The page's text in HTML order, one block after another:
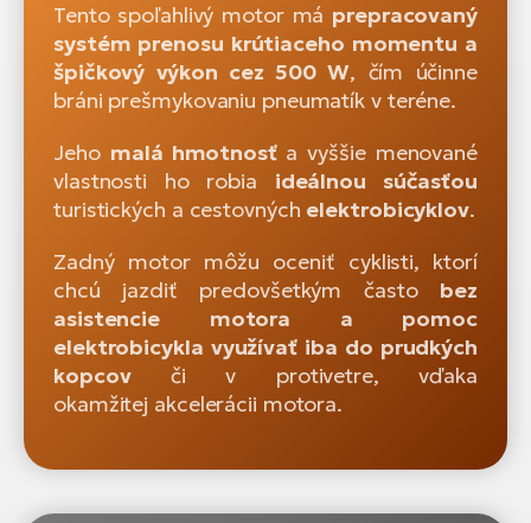
Tento spoľahlivý motor má prepracovaný
systém prenosu krútiaceho momentu a
špičkový výkon cez 500 W, čím účinne
bráni prešmykovaniu pneumatík v teréne.
Jeho malá hmotnosť a vyššie menované
vlastnosti ho robia ideálnou súčasťou
turistických a cestovných elektrobicyklov.
Zadný motor môžu oceniť cyklisti, ktorí
chcú jazdiť predovšetkým často bez
asistencie motora a pomoc
elektrobicykla využívať iba do prudkých
kopcovči v protivetre, vďaka
okamžitej akcelerácii motora.